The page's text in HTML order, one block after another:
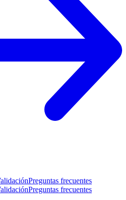
Preguntas frecuentes
Preguntas frecuentes